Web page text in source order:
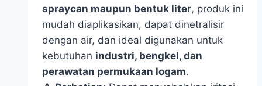
spraycan maupun bentuk liter, produk ini
mudah diaplikasikan, dapat dinetralisir
dengan air, dan ideal digunakan untuk
kebutuhan industri, bengkel, dan
perawatan permukaan logam.